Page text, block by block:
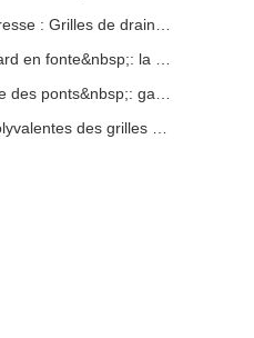
Les applications polyvalentes des grilles en fonte dans la vie quotidienne et les perspectives d'avenir